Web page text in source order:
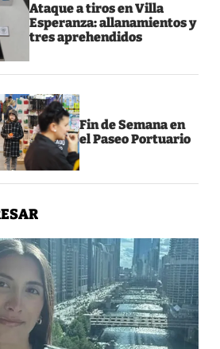
Ataque a tiros en Villa
Esperanza: allanamientos y
tres aprehendidos
Fin de Semana en
el Paseo Portuario